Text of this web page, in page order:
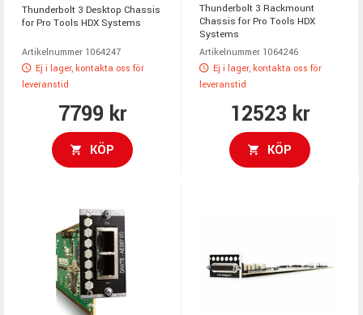
Thunderbolt 3 Desktop Chassis
for Pro Tools HDX Systems
Artikelnummer 1064247
Ej i lager, kontakta oss för
leveranstid
7799 kr
KÖP
Thunderbolt 3 Rackmount
Chassis for Pro Tools HDX
Systems
Artikelnummer 1064246
Ej i lager, kontakta oss för
leveranstid
12523 kr
KÖP